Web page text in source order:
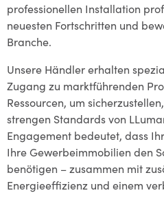
professionellen Installation
neuesten Fortschritten und
Branche.
Unsere Händler erhalten
Zugang zu marktführenden
Ressourcen, um
strengen Standards von
Engagement bedeutet, dass
Ihre Gewerbeimmobilien den
benötigen – zusammen mit
Energieeffizienz und einem